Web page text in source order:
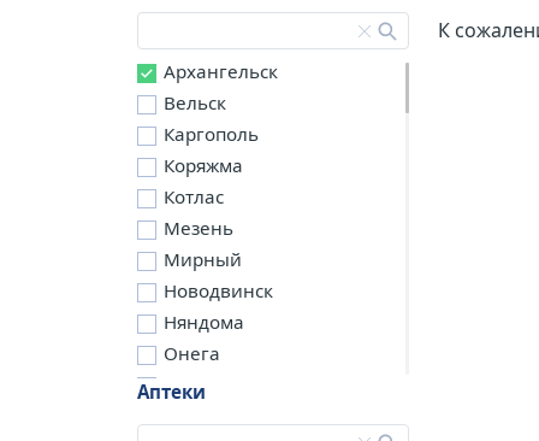
Архангельск
Вельск
Каргополь
Коряжма
Котлас
Мезень
Мирный
Новодвинск
Няндома
Онега
Северодвинск
Аптеки
К